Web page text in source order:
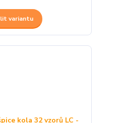
variantu